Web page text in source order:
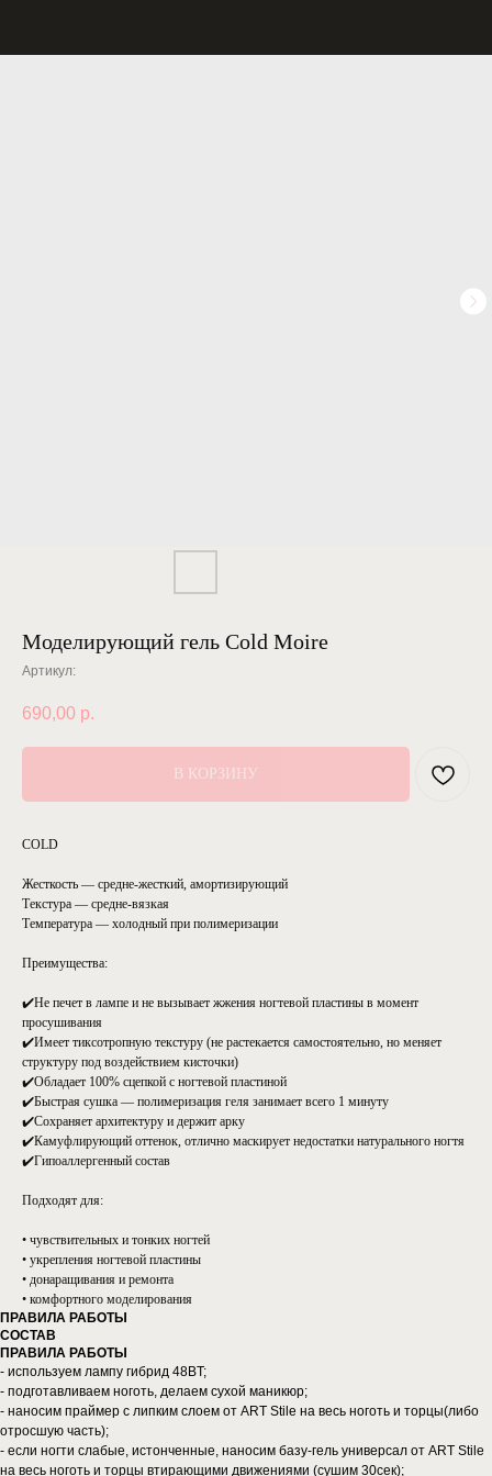
Моделирующий гель Cold Moire
Артикул:
690,00 р.
В КОРЗИНУ
COLD
Жесткость — средне-жесткий, амортизирующий
Текстура — средне-вязкая
Температура — холодный при полимеризации
Преимущества:
✔️Не печет в лампе и не вызывает жжения ногтевой пластины в момент
просушивания
✔️Имеет тиксотропную текстуру (не растекается самостоятельно, но меняет
структуру под воздействием кисточки)
✔️Обладает 100% сцепкой с ногтевой пластиной
✔️Быстрая сушка — полимеризация геля занимает всего 1 минуту
✔️Сохраняет архитектуру и держит арку
✔️Камуфлирующий оттенок, отлично маскирует недостатки натурального ногтя
✔️Гипоаллергенный состав
Подходят для:
• чувствительных и тонких ногтей
• укрепления ногтевой пластины
• донаращивания и ремонта
• комфортного моделирования
ПРАВИЛА РАБОТЫ
СОСТАВ
ПРАВИЛА РАБОТЫ
- используем лампу гибрид 48BT;
- подготавливаем ноготь, делаем сухой маникюр;
- наносим праймер с липким слоем от ART Stile на весь ноготь и торцы(либо
отросшую часть);
- если ногти слабые, истонченные, наносим базу-гель универсал от ART Stile
на весь ноготь и торцы втирающими движениями (сушим 30сек);